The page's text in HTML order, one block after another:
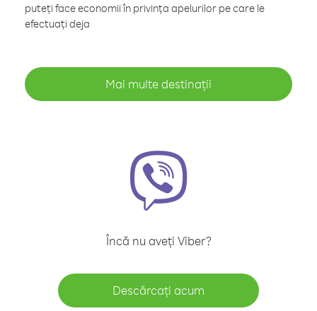
puteți face economii în privința apelurilor pe care le
efectuați deja
Mai multe destinații
Încă nu aveți Viber?
Descărcați acum